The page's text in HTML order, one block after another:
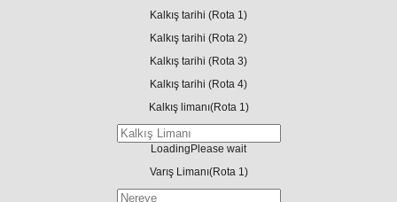
Kalkış tarihi (Rota 1)
Kalkış tarihi (Rota 2)
Kalkış tarihi (Rota 3)
Kalkış tarihi (Rota 4)
Kalkış limanı(Rota 1)
Loading Please wait
Varış Limanı(Rota 1)